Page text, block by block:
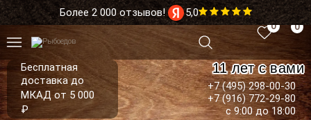
Более 2 000 отзывов! 5,0
Бесплатная
доставка до
МКАД от 5 000
₽
11 лет с вами
+7 (495) 298-00-30
+7 (916) 772-29-80
с 9:00 до 18:00
0 0